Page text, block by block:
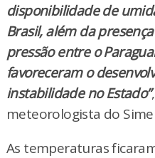
disponibilidade de
Brasil, além da
pressão entre o
favoreceram o
instabilidade no Estado”
meteorologista do
As temperaturas